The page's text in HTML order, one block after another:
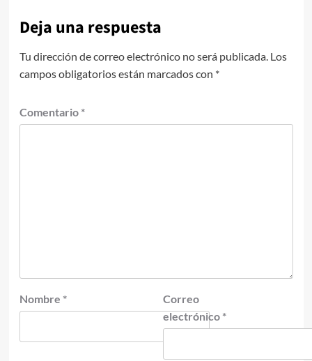
Deja una respuesta
Tu dirección de correo electrónico no será publicada. Los
campos obligatorios están marcados con *
Comentario *
Nombre *
Correo
electrónico *